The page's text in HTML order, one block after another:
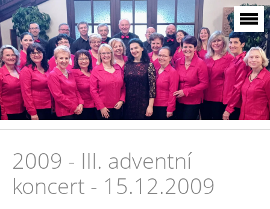
2009 - III. adventní
koncert - 15.12.2009